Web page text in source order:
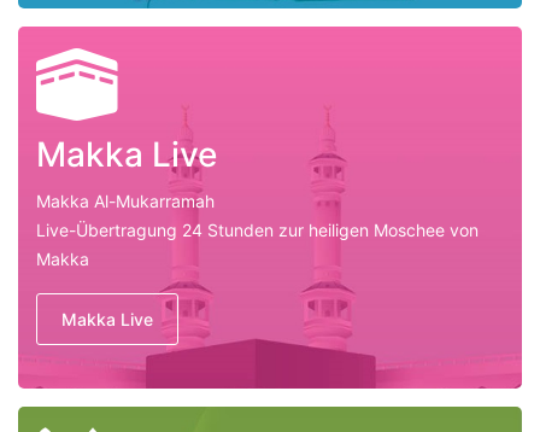
Makka Live
Makka Al-Mukarramah
Live-Übertragung 24 Stunden zur heiligen Moschee von
Makka
Makka Live